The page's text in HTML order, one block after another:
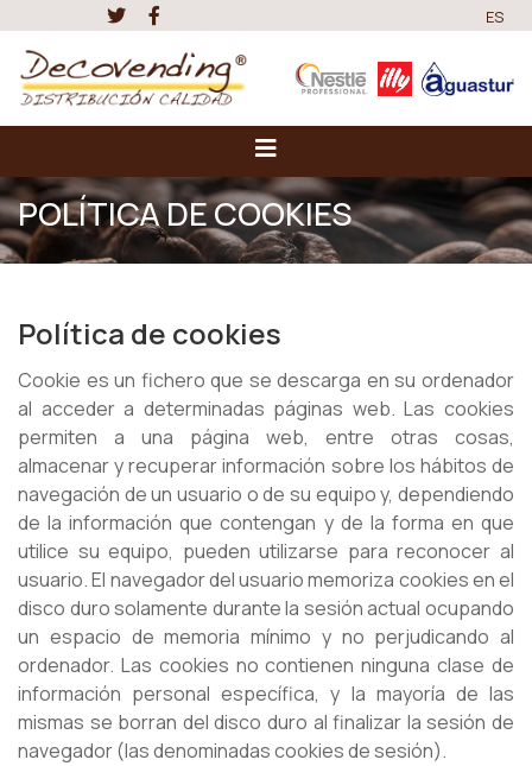
ES
POLÍTICA DE COOKIES
Política de cookies
Cookie es un fichero que se descarga en su ordenador
al acceder a determinadas páginas web. Las cookies
permiten a una página web, entre otras cosas,
almacenar y recuperar información sobre los hábitos de
navegación de un usuario o de su equipo y, dependiendo
de la información que contengan y de la forma en que
utilice su equipo, pueden utilizarse para reconocer al
usuario. El navegador del usuario memoriza cookies en el
disco duro solamente durante la sesión actual ocupando
un espacio de memoria mínimo y no perjudicando al
ordenador. Las cookies no contienen ninguna clase de
información personal específica, y la mayoría de las
mismas se borran del disco duro al finalizar la sesión de
navegador (las denominadas cookies de sesión).